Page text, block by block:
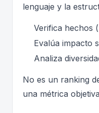
lenguaje y la
Verifica hechos
Evalúa impacto
Analiza
No es un ranking
una métrica